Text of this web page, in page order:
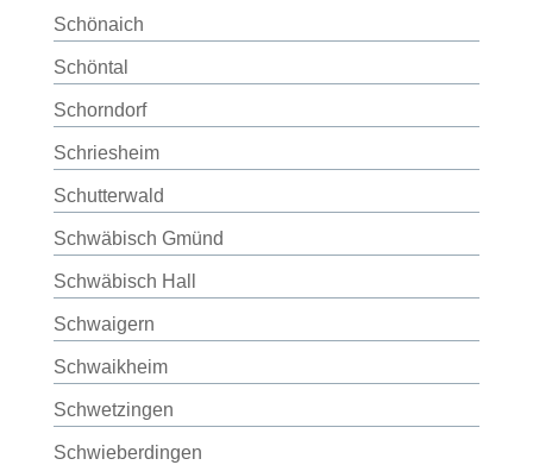
Schönaich
Schöntal
Schorndorf
Schriesheim
Schutterwald
Schwäbisch Gmünd
Schwäbisch Hall
Schwaigern
Schwaikheim
Schwetzingen
Schwieberdingen